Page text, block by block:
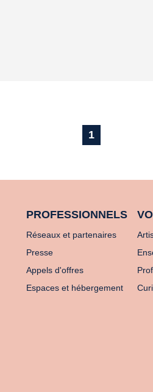
1
PROFESSIONNELS
Réseaux et partenaires
Presse
Appels d'offres
Espaces et hébergement